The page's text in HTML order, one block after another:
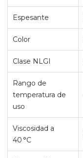
Espesante
Color
Clase NLGI
Rango de
temperatura de
uso
Viscosidad a
40 °C